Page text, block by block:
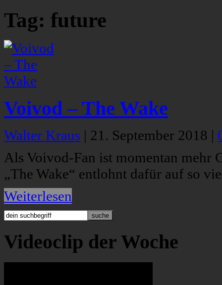
Tag: future
Voivod – The Wake
Walter Kraus | 21. September 2018 |
Als Voivod-Fan ist momentan mehr
„The Wake“ entlohnt dafür auf so
Weiterlesen
Videoclip der Woche